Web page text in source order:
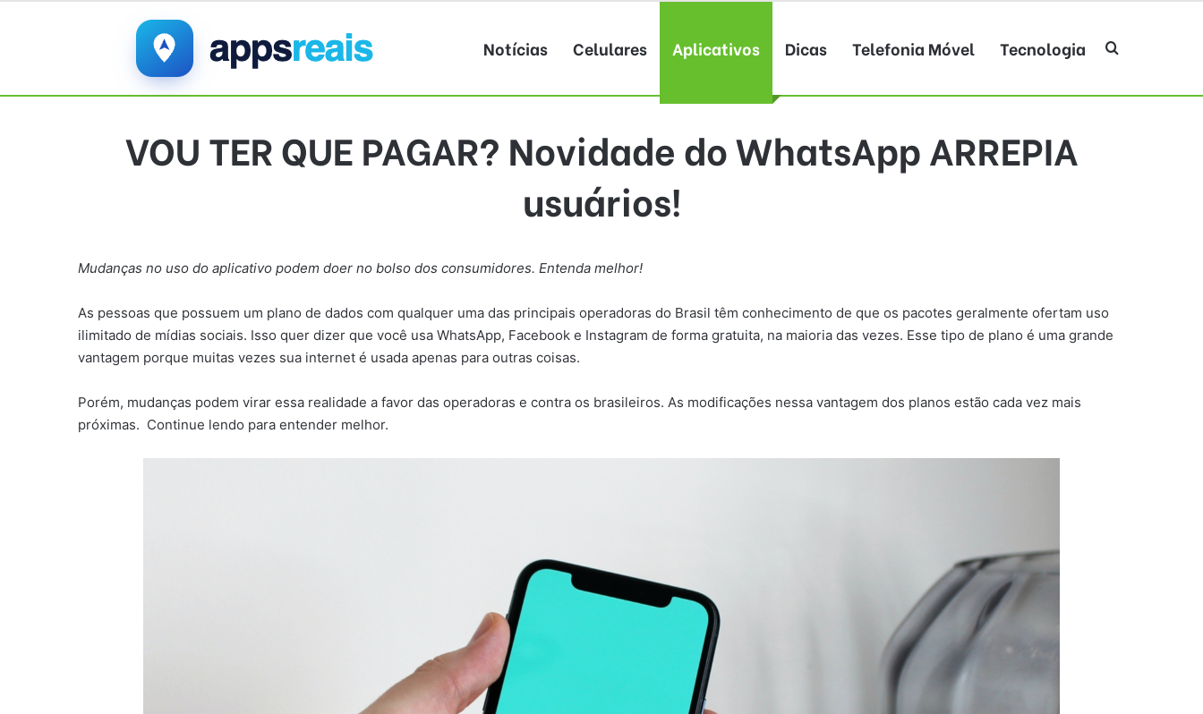
Notícias Celulares Aplicativos Dicas Telefonia Móvel Tecnologia Procurar por
VOU TER QUE PAGAR? Novidade do WhatsApp ARREPIA
usuários!
Mudanças no uso do aplicativo podem doer no bolso dos consumidores. Entenda melhor!
As pessoas que possuem um plano de dados com qualquer uma das principais operadoras do Brasil têm conhecimento de que os pacotes geralmente ofertam uso
ilimitado de mídias sociais. Isso quer dizer que você usa WhatsApp, Facebook e Instagram de forma gratuita, na maioria das vezes. Esse tipo de plano é uma grande
vantagem porque muitas vezes sua internet é usada apenas para outras coisas.
Porém, mudanças podem virar essa realidade a favor das operadoras e contra os brasileiros. As modificações nessa vantagem dos planos estão cada vez mais
próximas. Continue lendo para entender melhor.